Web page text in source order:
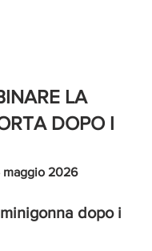
LA
DOPO I
maggio 2026
dopo i